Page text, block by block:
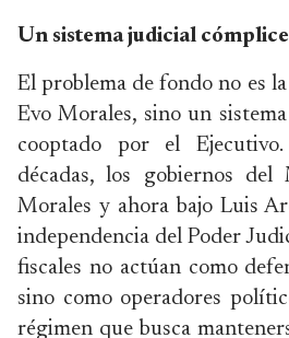
Un sistema judicial
El problema de fondo no es
Evo Morales, sino un
cooptado por el
décadas, los gobiernos
Morales y ahora bajo Luis
independencia del Poder
fiscales no actúan como
sino como operadores
régimen que busca